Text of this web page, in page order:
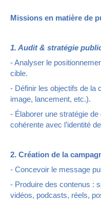
Missions en matière de
1. Audit & stratégie
- Analyser le
cible.
- Définir les objectifs de la
image, lancement, etc.).
- Élaborer une stratégie
cohérente avec l’identité
2. Création de la
- Concevoir le message
- Produire des contenus :
vidéos, podcasts, réels,